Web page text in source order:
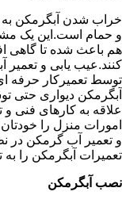
خراب شدن آبگرمکن
و حمام است.این یک
هم باعث شده تا گاهی
کنند.عیب یابی و
توسط تعمیرکار حرفه
آبگرمکن دیواری حتی
علاقه به کارهای فنی و
امورات منزل را
و تعمیر آب گرمکن در
تعمیرات آبگرمکن را به
نصب آبگرمکن